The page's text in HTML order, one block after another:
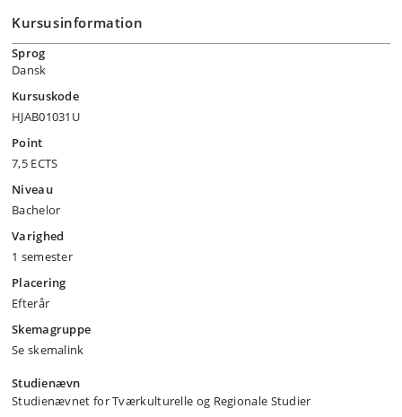
Kursusinformation
Sprog
Dansk
Kursuskode
HJAB01031U
Point
7,5 ECTS
Niveau
Bachelor
Varighed
1 semester
Placering
Efterår
Skemagruppe
Se skemalink
Studienævn
Studienævnet for Tværkulturelle og Regionale Studier